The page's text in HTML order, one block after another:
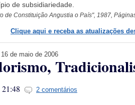
de subsidiariedade.
de Constituição Angustia o País", 1987,
Clique aqui e receba as atualizações
de maio de 2006
21:48 2 comentários